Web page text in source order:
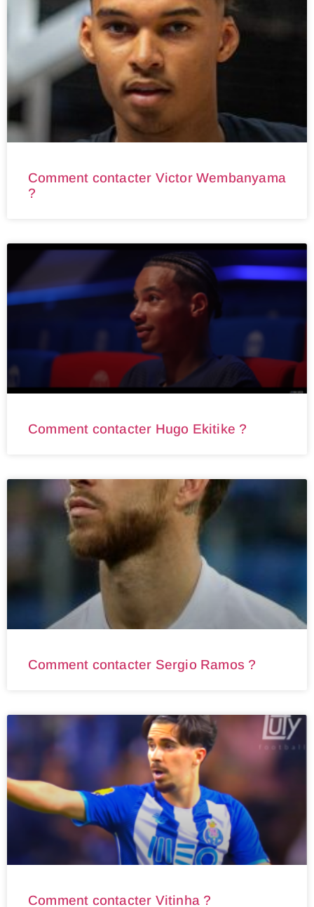
Comment contacter Victor Wembanyama
?
Comment contacter Hugo Ekitike ?
Comment contacter Sergio Ramos ?
Comment contacter Vitinha ?